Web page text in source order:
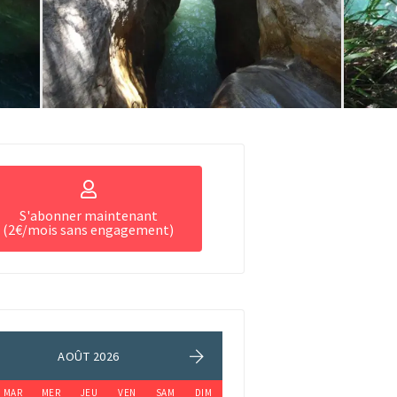
S'abonner maintenant
(2€/mois sans engagement)
AOÛT 2026
MAR MER JEU VEN SAM DIM